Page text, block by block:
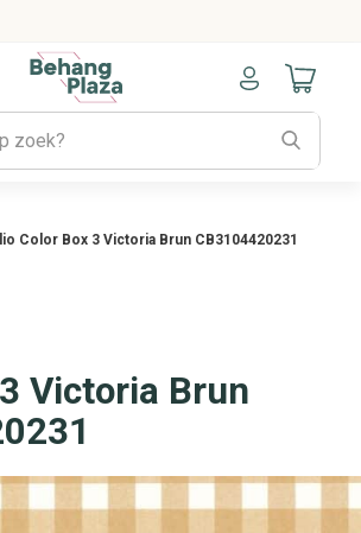
Naar
Color Box 3 Victoria Brun CB3104420231
Victoria Brun